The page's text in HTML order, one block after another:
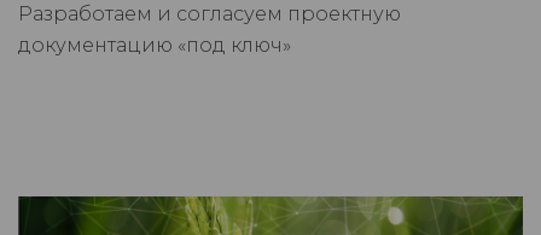
Разработаем и согласуем проектную
документацию «под ключ»